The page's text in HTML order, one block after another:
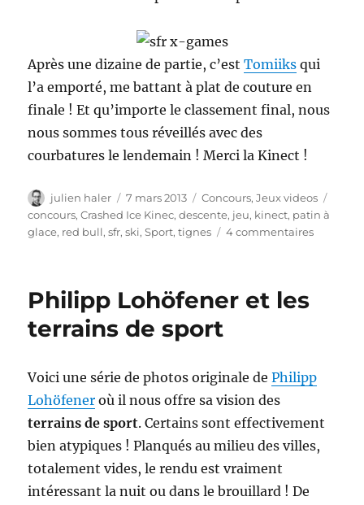
Après une dizaine de partie, c’estTomiiks qui
l’a emporté, me battant à plat de couture en
finale ! Et qu’importe le classement final, nous
nous sommes tous réveillés avec des
courbatures le lendemain ! Merci la Kinect !
Auteur
julien haler
Publié
le
7 mars 2013 Catégories
Concours,Jeux videos
concours,Crashed Ice Kinec,descente, jeu, kinect, patin à
glace, red bull,sfr,ski,Sport,tignes 4 commentairessur
Philipp Lohöfener et les
terrains de sport
Voici une série de photos originale dePhilipp
Lohöfener où il nous offre sa vision des
terrains de sport. Certains sont effectivement
bien atypiques ! Planqués au milieu des villes,
totalement vides, le rendu est vraiment
intéressant la nuit ou dans le brouillard ! De